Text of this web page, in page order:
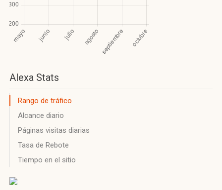
Alexa Stats
Rango de tráfico
Alcance diario
Páginas visitas diarias
Tasa de Rebote
Tiempo en el sitio